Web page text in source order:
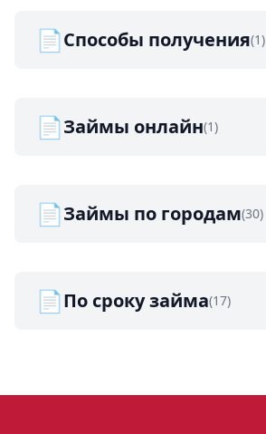
📄Способы получения(1)
📄Займы онлайн(1)
📄Займы по городам(30)
📄По сроку займа(17)